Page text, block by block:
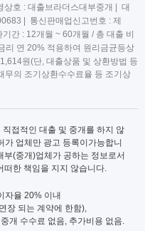
호 : 대출브라더스대부중개 | 대
| 통신판매업신고번호 : 제
간 : 12개월 ~ 60개월 / 총 대출 비
리 연 20% 적용하여 원리금균등상
원(단, 대출상품 및 상환방법 등
무의 조기상환수수료율 등 조기상
접적인 대출 및 중개를 하지 않
업체만 광고 등록이가능합니
(중개)업체가 공하는 정보로서
떠한 책임을 지지 않습니다.
자율 20% 이내
장 되는 계약에 한함),
개 수수료 없음, 추가비용 없음.